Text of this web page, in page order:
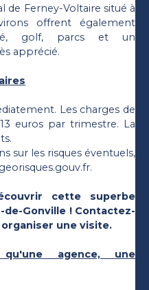
de Ferney-Voltaire situé à
offrent également
golf, parcs et un
apprécié.
Les charges de
euros par trimestre. La
sur les risques éventuels,
cette superbe
de-Gonville ! Contactez-
une visite.
agence, une